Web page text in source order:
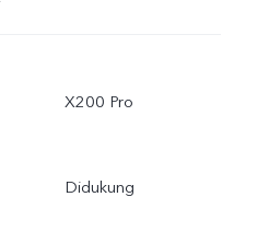
X200 Pro
Didukung